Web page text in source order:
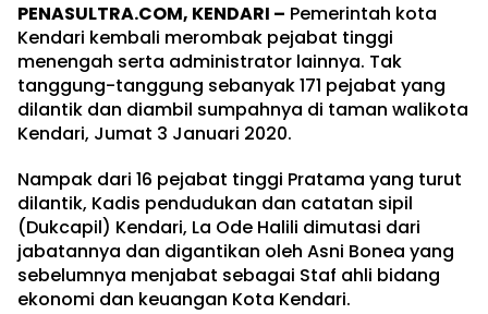
PENASULTRA.COM, KENDARI – Pemerintah kota
Kendari kembali merombak pejabat tinggi
menengah serta administrator lainnya. Tak
tanggung-tanggung sebanyak 171 pejabat yang
dilantik dan diambil sumpahnya di taman walikota
Kendari, Jumat 3 Januari 2020.
Nampak dari 16 pejabat tinggi Pratama yang turut
dilantik, Kadis pendudukan dan catatan sipil
(Dukcapil) Kendari, La Ode Halili dimutasi dari
jabatannya dan digantikan oleh Asni Bonea yang
sebelumnya menjabat sebagai Staf ahli bidang
ekonomi dan keuangan Kota Kendari.